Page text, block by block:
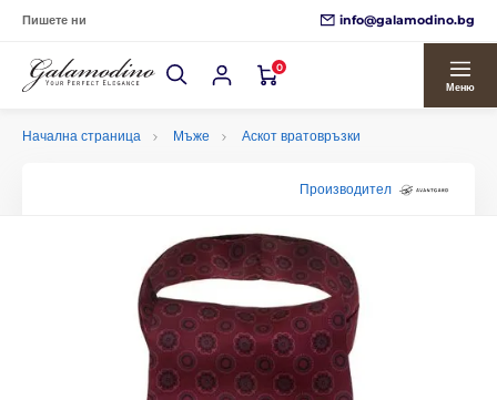
Пишете ни info@galamodino.bg
0
Меню
Начална страница Мъже Аскот вратовръзки
Производител